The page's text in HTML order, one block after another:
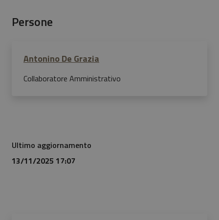
Persone
Antonino De Grazia
Collaboratore Amministrativo
Ultimo aggiornamento
13/11/2025 17:07